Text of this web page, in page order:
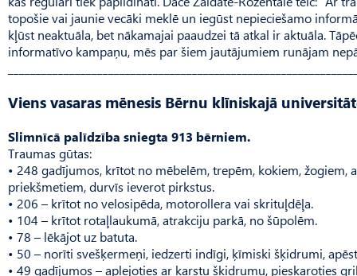
topošie vai jaunie vecāki meklē un iegūst nepieciešamo
kļūst neaktuāla, bet nākamajai paaudzei tā atkal ir aktuāla.
informatīvo kampaņu, mēs par šiem jautājumiem runājam
Viens vasaras mēnesis Bērnu klīniskajā
Slimnīcā palīdzība sniegta 913 bērniem.
Traumas gūtas:
• 248 gadījumos, krītot no mēbelēm, trepēm, kokiem, žogiem,
priekšmetiem, durvīs ieverot pirkstus.
• 206 – krītot no velosipēda, motorollera vai skrituļdēļa.
• 104 – krītot rotaļlaukumā, atrakciju parkā, no šūpolēm.
• 78 – lēkājot uz batuta.
• 50 – norīti svešķermeņi, iedzerti indīgi, ķīmiski šķidrumi,
• 49 gadījumos – aplejoties ar karstu šķidrumu, pieskaroties